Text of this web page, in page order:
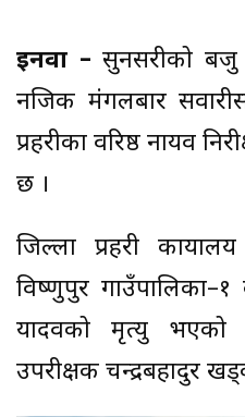
इनरुवा – सुनसरीको
नजिक मंगलबार
प्रहरीका वरिष्ठ नायव
छ ।
जिल्ला प्रहरी
विष्णुपुर
यादवको मृत्यु भएको
उपरीक्षक चन्द्रबहादुर